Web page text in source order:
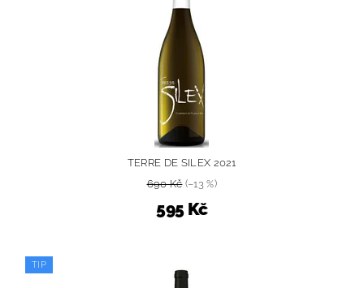
TERRE DE SILEX 2021
690 Kč(–13 %)
595 Kč
TIP